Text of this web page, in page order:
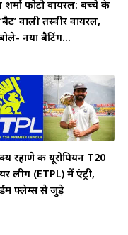
शर्मा फोटो वायरल: बच्चे के
वाली तस्वीर वायरल,
नया बैटिंग...
रहाणे की यूरोपियन T20
लीग (ETPL) में एंट्री,
फ्लेम्स से जुड़े